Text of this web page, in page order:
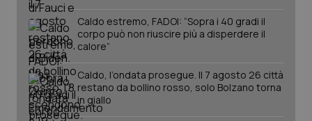
Caldo estremo, FADOI: “Sopra i 40 gradi il
corpo può non riuscire più a disperdere il
calore”
Caldo, l’ondata prosegue. Il 7 agosto 26 città
restano da bollino rosso, solo Bolzano torna
in giallo
PHPSESSID
PHP.net
www.quotidianosanita.it